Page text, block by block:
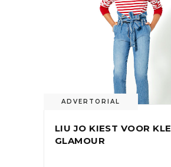
ADVERTORIAL
LIU JO KIEST VOOR
GLAMOUR